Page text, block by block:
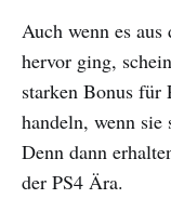
Auch wenn es
hervor ging,
starken Bonus
handeln, wenn sie
Denn dann
der PS4 Ära.